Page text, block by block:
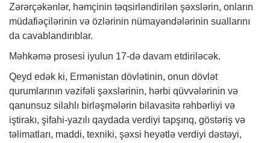
Zərərçəkənlər, həmçinin təqsirləndirilən şəxslərin, onların
müdafiəçilərinin və özlərinin nümayəndələrinin suallarını
da cavablandırıblar.
Məhkəmə prosesi iyulun 17-də davam etdiriləcək.
Qeyd edək ki, Ermənistan dövlətinin, onun dövlət
qurumlarının vəzifəli şəxslərinin, hərbi qüvvələrinin və
qanunsuz silahlı birləşmələrin bilavasitə rəhbərliyi və
iştirakı, şifahi-yazılı qaydada verdiyi tapşırıq, göstəriş və
təlimatları, maddi, texniki, şəxsi heyətlə verdiyi dəstəyi,